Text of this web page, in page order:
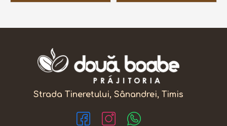
Strada Tineretului, Sânandrei, Timis